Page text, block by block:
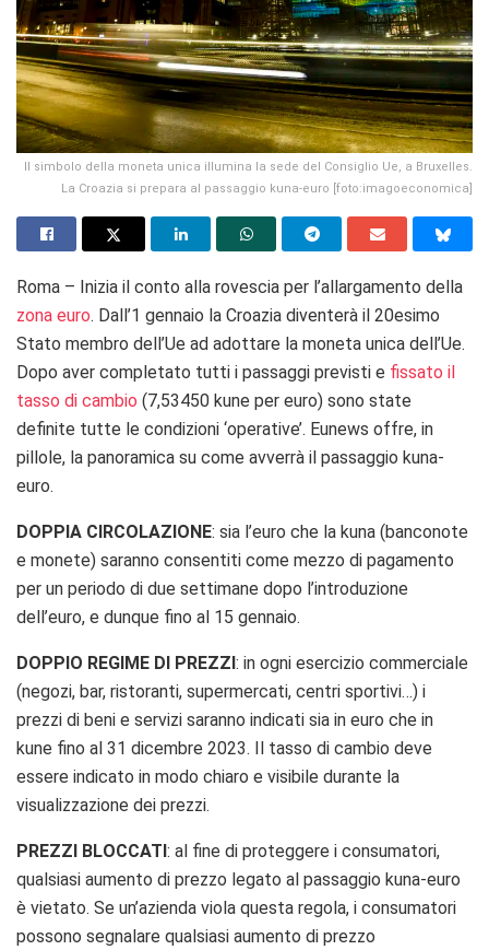
Il simbolo della moneta unica illumina la sede del Consiglio Ue, a Bruxelles.
La Croazia si prepara al passaggio kuna-euro [foto:imagoeconomica]
Roma – Inizia il conto alla rovescia per l’allargamento della
zona euro. Dall’1 gennaio la Croazia diventerà il 20esimo
Stato membro dell’Ue ad adottare la moneta unica dell’Ue.
Dopo aver completato tutti i passaggi previsti e fissato il
tasso di cambio (7,53450 kune per euro) sono state
definite tutte le condizioni ‘operative’. Eunews offre, in
pillole, la panoramica su come avverrà il passaggio kuna-
euro.
DOPPIA CIRCOLAZIONE: sia l’euro che la kuna (banconote
e monete) saranno consentiti come mezzo di pagamento
per un periodo di due settimane dopo l’introduzione
dell’euro, e dunque fino al 15 gennaio.
DOPPIO REGIME DI PREZZI: in ogni esercizio commerciale
(negozi, bar, ristoranti, supermercati, centri sportivi…) i
prezzi di beni e servizi saranno indicati sia in euro che in
kune fino al 31 dicembre 2023. Il tasso di cambio deve
essere indicato in modo chiaro e visibile durante la
visualizzazione dei prezzi.
PREZZI BLOCCATI: al fine di proteggere i consumatori,
qualsiasi aumento di prezzo legato al passaggio kuna-euro
è vietato. Se un’azienda viola questa regola, i consumatori
possono segnalare qualsiasi aumento di prezzo